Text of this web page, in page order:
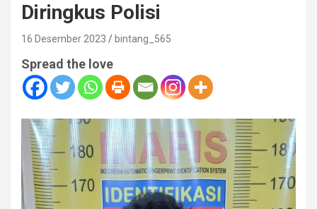
Diringkus Polisi
16 Desember 2023 bintang_565
Spread the love